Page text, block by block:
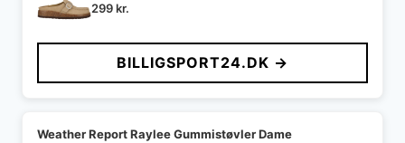
299kr.
BILLIGSPORT24.DK →
Weather Report Raylee Gummistøvler Dame